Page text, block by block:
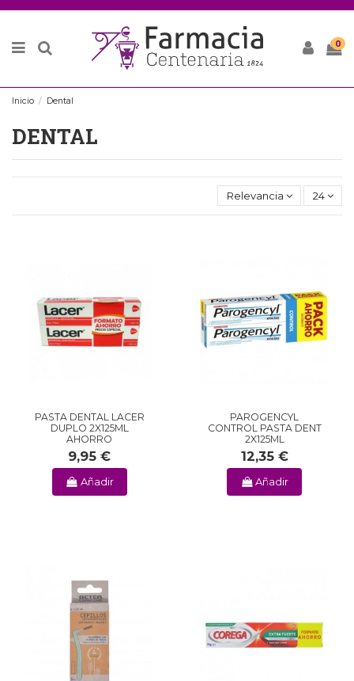
0
Inicio Dental
DENTAL
Relevancia 24
PASTA DENTAL LACER
DUPLO 2X125ML
AHORRO
9,95 €
Añadir
PAROGENCYL
CONTROL PASTA DENT
2X125ML
12,35 €
Añadir